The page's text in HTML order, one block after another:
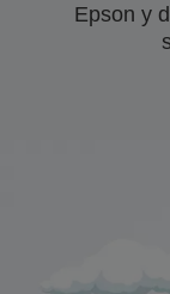
Epson y